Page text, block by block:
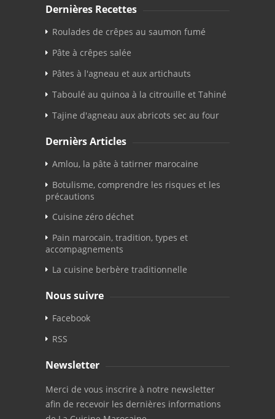
Dernières Recettes
Roulades de crêpes au saumon fumé
Pâte à crêpes salée
Pâtes à l'agneau et aux artichauts
Taboulé au quinoa à la citrouille et Tahiné
Tajine d'agneau aux abricots sec au four
Dernièrs Articles
Amlou, la pâte à tatirner marocaine
Botulisme, comprendre les risques et les
précautions
Cuisine zéro déchet
Pain marocain, tradition, types et
accompagnements
La cuisine berbère traditionnelle
Nous suivre
Facebook
RSS
Newsletter
Merci de vous inscrire à notre newsletter
afin de recevoir les dernières informations